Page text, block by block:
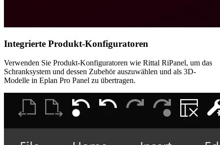
Integrierte Produkt-Konfiguratoren
Verwenden Sie Produkt-Konfiguratoren wie Rittal RiPanel, um das
Schranksystem und dessen Zubehör auszuwählen und als 3D-
Modelle in Eplan Pro Panel zu übertragen.